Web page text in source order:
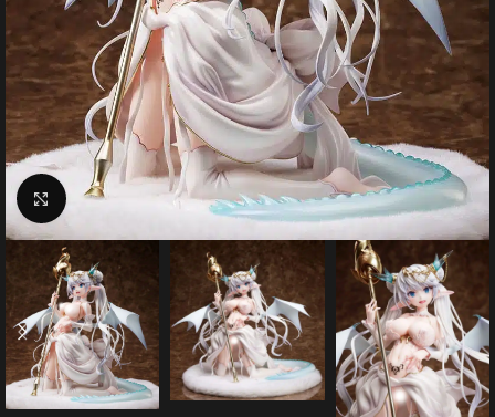
Click to enlarge